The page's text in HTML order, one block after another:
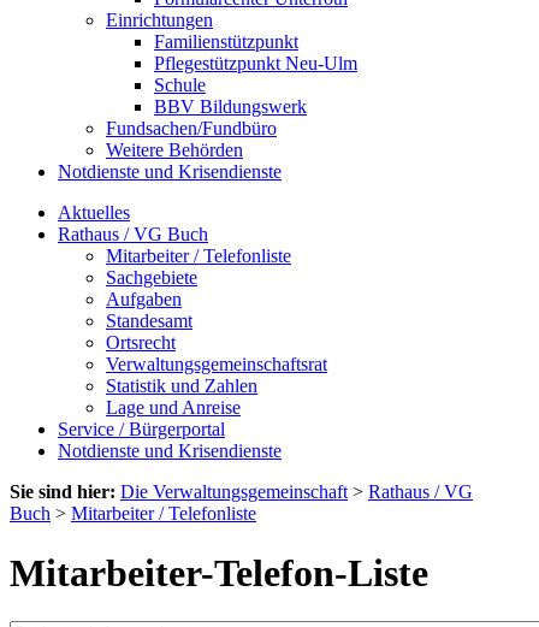
Einrichtungen
Familienstützpunkt
Pflegestützpunkt Neu-Ulm
Schule
BBV Bildungswerk
Fundsachen/Fundbüro
Weitere Behörden
Notdienste und Krisendienste
Aktuelles
Rathaus / VG Buch
Mitarbeiter / Telefonliste
Sachgebiete
Aufgaben
Standesamt
Ortsrecht
Verwaltungsgemeinschaftsrat
Statistik und Zahlen
Lage und Anreise
Service / Bürgerportal
Notdienste und Krisendienste
Sie sind hier: Die Verwaltungsgemeinschaft > Rathaus / VG
Buch > Mitarbeiter / Telefonliste
Mitarbeiter-Telefon-Liste